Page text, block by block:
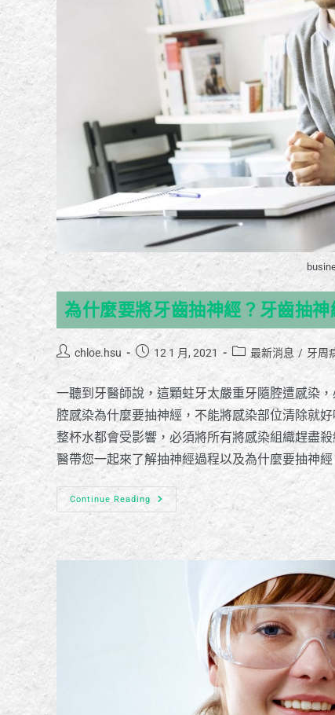
為什麼要將牙齒抽神經？牙齒抽神
chloe.hsu 12 1 月, 2021 最新消息 / 牙周
一聽到牙醫師說，這顆蛀牙太嚴重牙隨腔遭感染
腔感染為什麼要抽神經，不能將感染部位清除就
整杯水都會受影響，必須將所有將感染組織趕盡
醫帶您一起來了解抽神經過程以及為什麼要抽神經
Continue Reading